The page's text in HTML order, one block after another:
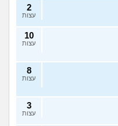
2
עצות
10
עצות
8
עצות
3
עצות